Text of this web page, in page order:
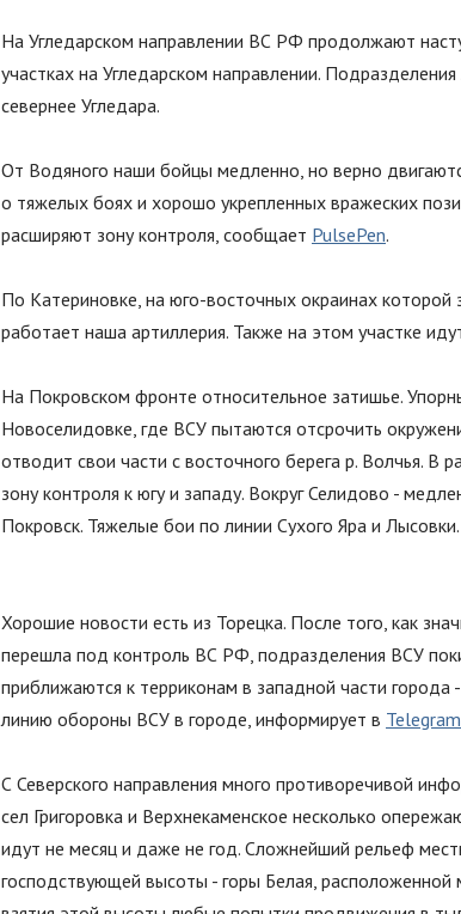
На Угледарском направлении ВС РФ продолжают
участках на Угледарском направлении.
севернее Угледара.
От Водяного наши бойцы медленно, но верно
о тяжелых боях и хорошо укрепленных вражеских
расширяют зону контроля, сообщает PulsePen.
По Катериновке, на юго-восточных окраинах
работает наша артиллерия. Также на этом участке
На Покровском фронте относительное затишье.
Новоселидовке, где ВСУ пытаются отсрочить
отводит свои части с восточного берега р. Волчья. В
зону контроля к югу и западу. Вокруг Селидово -
Покровск. Тяжелые бои по линии Сухого Яра и Лысовки.
Хорошие новости есть из Торецка. После того, как
перешла под контроль ВС РФ, подразделения ВСУ
приближаются к терриконам в западной части города
линию обороны ВСУ в городе, информирует в
С Северского направления много противоречивой
сел Григоровка и Верхнекаменское несколько
идут не месяц и даже не год. Сложнейший рельеф
господствующей высоты - горы Белая,